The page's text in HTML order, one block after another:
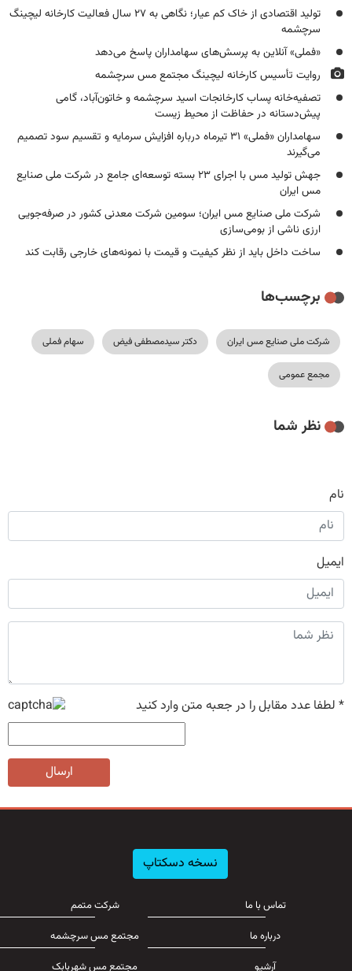
تولید اقتصادی از خاک کم عیار؛ نگاهی به ۲۷ سال فعالیت کارخانه لیچینگ
سرچشمه
«فملی» آنلاین به پرسش‌های سهامداران پاسخ می‌دهد
روایت تأسیس کارخانه لیچینگ مجتمع مس سرچشمه
تصفیه‌خانه پساب کارخانجات اسید سرچشمه و خاتون‌آباد، گامی
پیش‌دستانه در حفاظت از محیط زیست
سهامداران «فملی» ۳۱ تیرماه درباره افزایش سرمایه و تقسیم سود تصمیم
می‌گیرند
جهش تولید مس با اجرای ۲۳ بسته توسعه‌ای جامع در شرکت ملی صنایع
مس ایران
شرکت ملی صنایع مس ایران؛ سومین شرکت معدنی کشور در صرفه‌جویی
ارزی ناشی از بومی‌سازی
ساخت داخل باید از نظر کیفیت و قیمت با نمونه‌های خارجی رقابت کند
برچسب‌ها
شرکت ملی صنایع مس ایران دکتر سیدمصطفی فیض سهام فملی
مجمع عمومی
نظر شما
نام
ایمیل
* لطفا عدد مقابل را در جعبه متن وارد کنید
ارسال
نسخه دسکتاپ
تماس با ما
درباره ما
آرشیو
شرکت متمم
مجتمع مس سرچشمه
مجتمع مس شهربابک